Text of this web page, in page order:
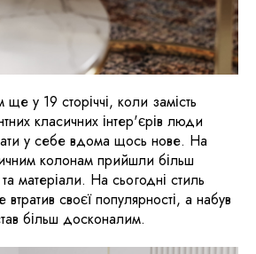
ще у 19 сторіччі, коли замість
класичних інтер'єрів люди
у себе вдома щось нове. На
колонам прийшли більш
матеріали. На сьогодні стиль
своєї популярності, а набув
більш досконалим.